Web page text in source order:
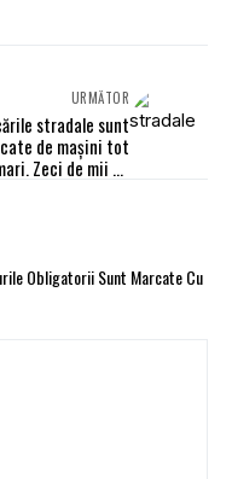
URMĂTOR
stradale sunt
de mașini tot
Zeci de mii de
Obligatorii Sunt Marcate Cu